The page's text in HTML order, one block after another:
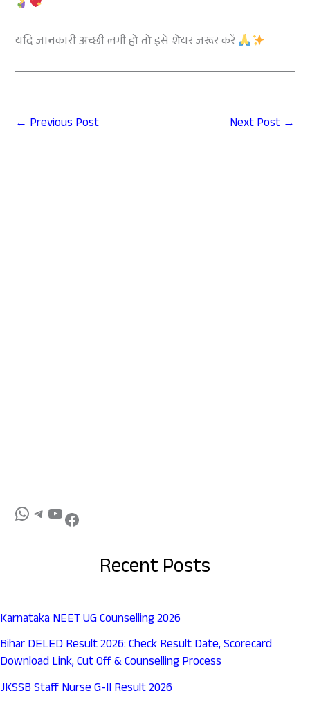
यदि जानकारी अच्छी लगी हो तो इसे शेयर जरूर करें
← Previous Post Next Post →
Recent Posts
Karnataka NEET UG Counselling 2026
Bihar DELED Result 2026: Check Result Date, Scorecard
Download Link, Cut Off & Counselling Process
JKSSB Staff Nurse G-II Result 2026